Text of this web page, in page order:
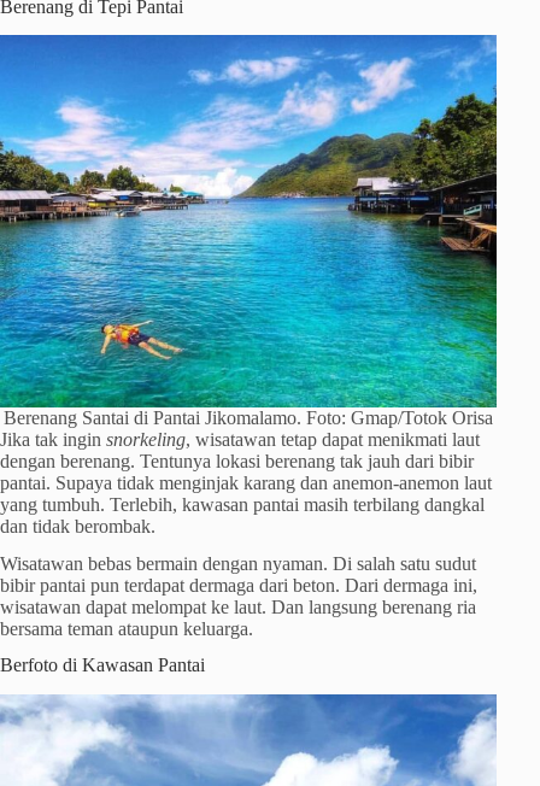
Berenang di Tepi Pantai
Berenang Santai di Pantai Jikomalamo. Foto: Gmap/Totok Orisa
Jika tak ingin snorkeling, wisatawan tetap dapat menikmati laut
dengan berenang. Tentunya lokasi berenang tak jauh dari bibir
pantai. Supaya tidak menginjak karang dan anemon-anemon laut
yang tumbuh. Terlebih, kawasan pantai masih terbilang dangkal
dan tidak berombak.
Wisatawan bebas bermain dengan nyaman. Di salah satu sudut
bibir pantai pun terdapat dermaga dari beton. Dari dermaga ini,
wisatawan dapat melompat ke laut. Dan langsung berenang ria
bersama teman ataupun keluarga.
Berfoto di Kawasan Pantai